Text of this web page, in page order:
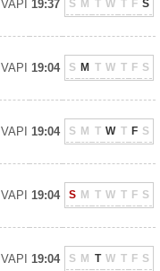
VAPI 19:37 S M T W T F S
VAPI 19:04 S M T W T F S
VAPI 19:04 S M T W T F S
VAPI 19:04 S M T W T F S
VAPI 19:04 S M T W T F S